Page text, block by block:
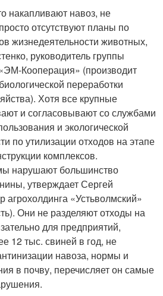
накапливают навоз, не
отсутствуют планы по
жизнедеятельности животных,
руководитель группы
Кооперация» (производит
переработки
Хотя все крупные
и согласовывают со службами
и экологической
по утилизации отходов на этапе
комплексов.
нарушают большинство
утверждает Сергей
агрохолдинга «Устьволмский»
Они не разделяют отходы на
для предприятий,
12 тыс. свиней в год, не
навоза, нормы и
в почву, перечисляет он самые